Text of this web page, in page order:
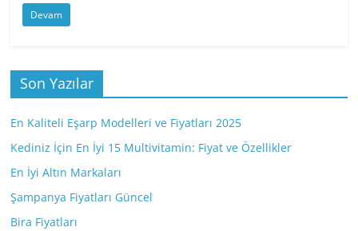
Devam
Son Yazılar
En Kaliteli Eşarp Modelleri ve Fiyatları 2025
Kediniz İçin En İyi 15 Multivitamin: Fiyat ve Özellikler
En İyi Altın Markaları
Şampanya Fiyatları Güncel
Bira Fiyatları